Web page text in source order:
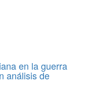
en la guerra
análisis de